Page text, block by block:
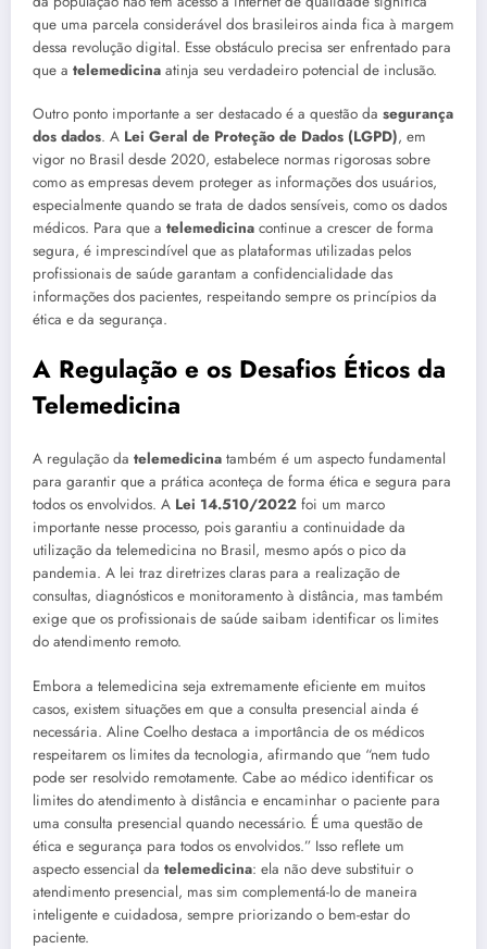
que uma parcela considerável dos brasileiros ainda fica à margem
dessa revolução digital. Esse obstáculo precisa ser enfrentado para
que a telemedicina atinja seu verdadeiro potencial de inclusão.
Outro ponto importante a ser destacado é a questão da segurança
dos dados. A Lei Geral de Proteção de Dados (LGPD), em
vigor no Brasil desde 2020, estabelece normas rigorosas sobre
como as empresas devem proteger as informações dos usuários,
especialmente quando se trata de dados sensíveis, como os dados
médicos. Para que a telemedicina continue a crescer de forma
segura, é imprescindível que as plataformas utilizadas pelos
profissionais de saúde garantam a confidencialidade das
informações dos pacientes, respeitando sempre os princípios da
ética e da segurança.
A Regulação e os Desafios Éticos da
Telemedicina
A regulação da telemedicina também é um aspecto fundamental
para garantir que a prática aconteça de forma ética e segura para
todos os envolvidos. A Lei 14.510/2022 foi um marco
importante nesse processo, pois garantiu a continuidade da
utilização da telemedicina no Brasil, mesmo após o pico da
pandemia. A lei traz diretrizes claras para a realização de
consultas, diagnósticos e monitoramento à distância, mas também
exige que os profissionais de saúde saibam identificar os limites
do atendimento remoto.
Embora a telemedicina seja extremamente eficiente em muitos
casos, existem situações em que a consulta presencial ainda é
necessária. Aline Coelho destaca a importância de os médicos
respeitarem os limites da tecnologia, afirmando que “nem tudo
pode ser resolvido remotamente. Cabe ao médico identificar os
limites do atendimento à distância e encaminhar o paciente para
uma consulta presencial quando necessário. É uma questão de
ética e segurança para todos os envolvidos.” Isso reflete um
aspecto essencial da telemedicina: ela não deve substituir o
atendimento presencial, mas sim complementá-lo de maneira
inteligente e cuidadosa, sempre priorizando o bem-estar do
paciente.